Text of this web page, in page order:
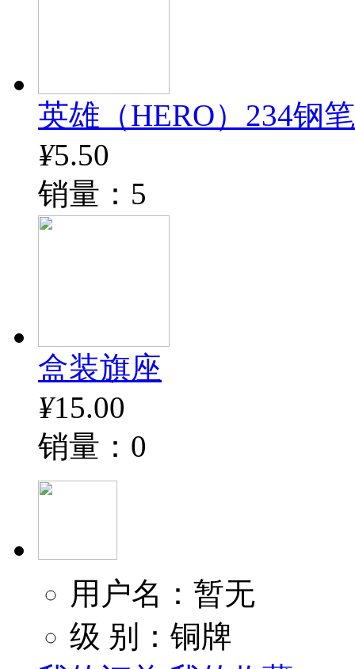
英雄（HERO）234钢
¥5.50
销量：5
盒装旗座
¥15.00
销量：0
用户名：暂无
级 别：铜牌